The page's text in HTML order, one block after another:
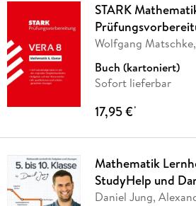
STARK
Wolfgang
Buch (kartoniert)
Sofort lieferbar
17,95 €*
Mathematik
StudyHelp und
Daniel Jung,